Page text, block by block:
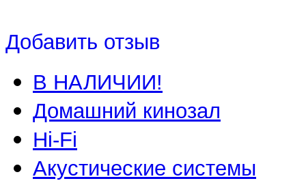
Добавить отзыв
В НАЛИЧИИ!
Домашний кинозал
Hi-Fi
Акустические системы